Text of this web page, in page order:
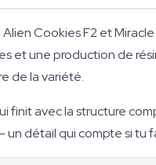
Cookies F2 et
et une production de
de la variété.
finit avec la structure
détail qui compte si tu